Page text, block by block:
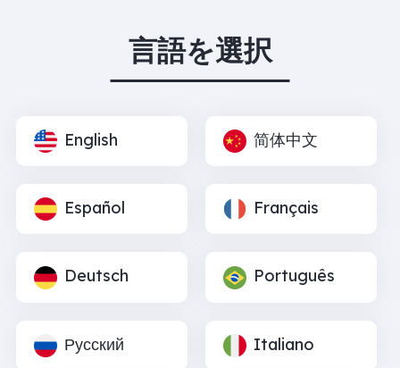
言語を選択
English 简体中文
Español Français
Deutsch Português
Русский Italiano